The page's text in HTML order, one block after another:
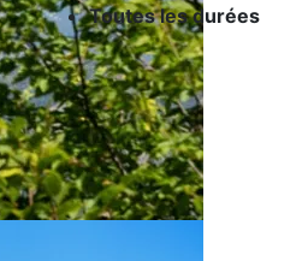
Toutes les durées